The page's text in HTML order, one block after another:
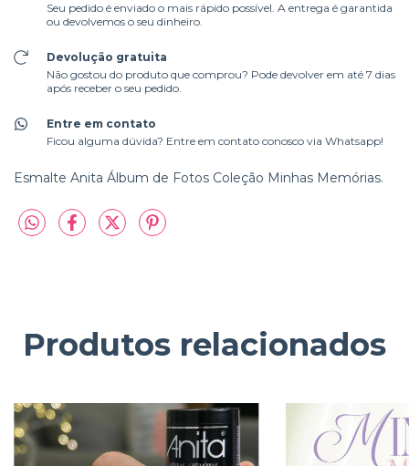
Seu pedido é enviado o mais rápido possível. A entrega é garantida
ou devolvemos o seu dinheiro.
Devolução gratuita
Não gostou do produto que comprou? Pode devolver em até 7 dias
após receber o seu pedido.
Entre em contato
Ficou alguma dúvida? Entre em contato conosco via Whatsapp!
Esmalte Anita Álbum de Fotos Coleção Minhas Memórias.
Produtos relacionados